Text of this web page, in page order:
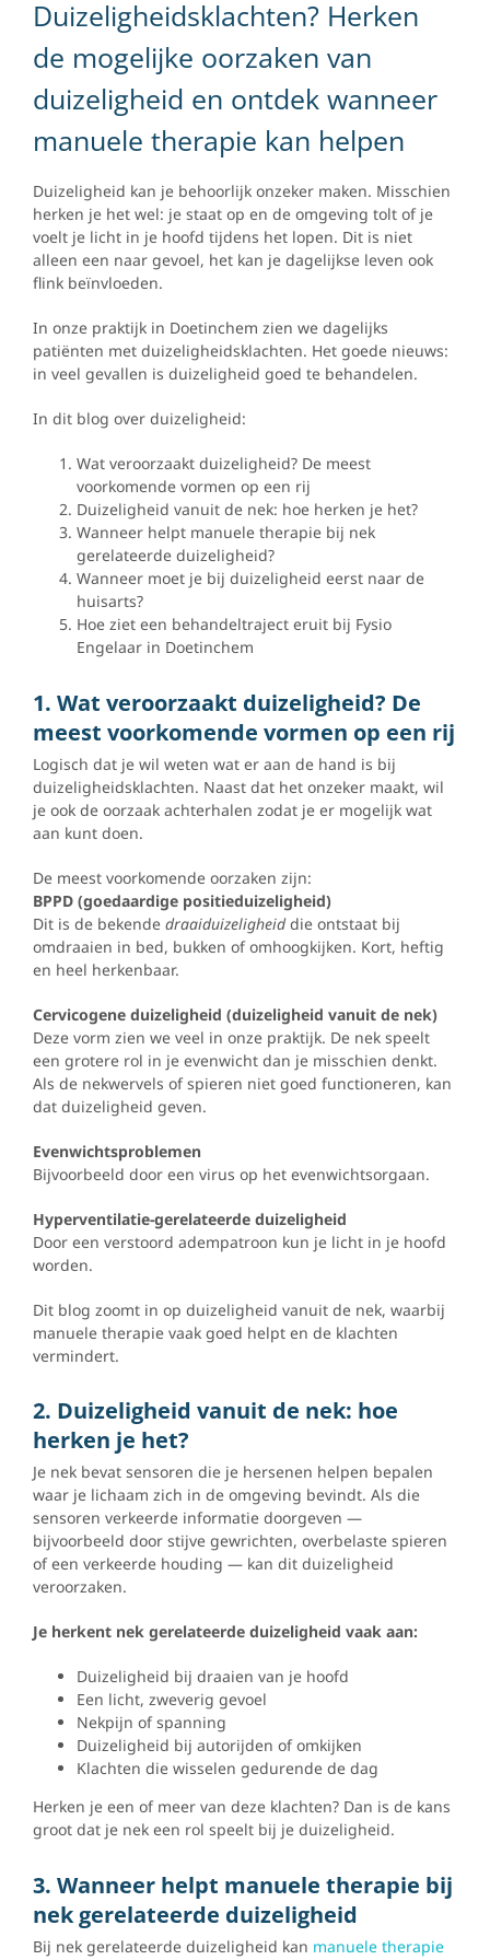
Duizeligheidsklachten? Herken
de mogelijke oorzaken van
duizeligheid en ontdek wanneer
manuele therapie kan helpen
Duizeligheid kan je behoorlijk onzeker maken. Misschien
herken je het wel: je staat op en de omgeving tolt of je
voelt je licht in je hoofd tijdens het lopen. Dit is niet
alleen een naar gevoel, het kan je dagelijkse leven ook
flink beïnvloeden.
In onze praktijk in Doetinchem zien we dagelijks
patiënten met duizeligheidsklachten. Het goede nieuws:
in veel gevallen is duizeligheid goed te behandelen.
In dit blog over duizeligheid:
Wat veroorzaakt duizeligheid? De meest
voorkomende vormen op een rij
Duizeligheid vanuit de nek: hoe herken je het?
Wanneer helpt manuele therapie bij nek
gerelateerde duizeligheid?
Wanneer moet je bij duizeligheid eerst naar de
huisarts?
Hoe ziet een behandeltraject eruit bij Fysio
Engelaar in Doetinchem
1. Wat veroorzaakt duizeligheid? De
meest voorkomende vormen op een rij
Logisch dat je wil weten wat er aan de hand is bij
duizeligheidsklachten. Naast dat het onzeker maakt, wil
je ook de oorzaak achterhalen zodat je er mogelijk wat
aan kunt doen.
De meest voorkomende oorzaken zijn:
BPPD (goedaardige positieduizeligheid)
Dit is de bekende draaiduizeligheiddie ontstaat bij
omdraaien in bed, bukken of omhoogkijken. Kort, heftig
en heel herkenbaar.
Cervicogene duizeligheid (duizeligheid vanuit de nek)
Deze vorm zien we veel in onze praktijk. De nek speelt
een grotere rol in je evenwicht dan je misschien denkt.
Als de nekwervels of spieren niet goed functioneren, kan
dat duizeligheid geven.
Evenwichtsproblemen
Bijvoorbeeld door een virus op het evenwichtsorgaan.
Hyperventilatie-gerelateerde duizeligheid
Door een verstoord adempatroon kun je licht in je hoofd
worden.
Dit blog zoomt in op duizeligheid vanuit de nek, waarbij
manuele therapie vaak goed helpt en de klachten
vermindert.
2. Duizeligheid vanuit de nek: hoe
herken je het?
Je nek bevat sensoren die je hersenen helpen bepalen
waar je lichaam zich in de omgeving bevindt. Als die
sensoren verkeerde informatie doorgeven —
bijvoorbeeld door stijve gewrichten, overbelaste spieren
of een verkeerde houding — kan dit duizeligheid
veroorzaken.
Je herkent nek gerelateerde duizeligheid vaak aan:
Duizeligheid bij draaien van je hoofd
Een licht, zweverig gevoel
Nekpijn of spanning
Duizeligheid bij autorijden of omkijken
Klachten die wisselen gedurende de dag
Herken je een of meer van deze klachten? Dan is de kans
groot dat je nek een rol speelt bij je duizeligheid.
3. Wanneer helpt manuele therapie bij
nek gerelateerde duizeligheid
Bij nek gerelateerde duizeligheid kan manuele therapie